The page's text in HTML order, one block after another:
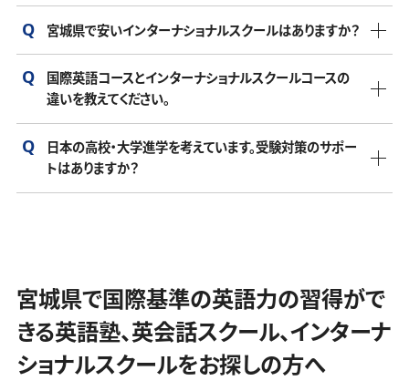
費、遠足や課外活動の費用が含まれる場合が多いです。さら
に、制服やランチ費用、スクールバス代など、別途かかる費用
も考慮する必要があります。特に都市部のインターナショナ
ルスクールは高めになる傾向があります。
宮城県でインターナショナルスクールをご検討の方で、学費
面でお悩みの場合でしたら、一度JOIをご検討ください。JOIは
海外学位を取得できる宮城県のインターナショナルスクール
小学生コース
力を育てたいと考える家庭が選ぶ傾向があります。
インターナショナルスクールには、多様なバックグラウンドを
持つ生徒が通っています。外国籍の子ども、日本と外国のハ
ーフの子ども、日本人で国際的な教育を望む家庭の子どもが
多いです。また、海外駐在や帰国子女の生徒、将来的に海外
での生活や進学を考えている家庭の生徒もいます。
学校によって、入学希望時の子供の年齢によって基準は異な
ります。幼稚園や初等教育の段階では、基本的な英語力があ
れば受け入れてもらえる場合が多いですが、中学や高校では
一定の英語力を求められることが一般的です。入学試験で英
す。
ておりますので、宮城県にご在住の方でインターナショナルス
クールにご興味がある場合はまずお問い合わせください。
宮城県で安いインターナショナルスクールはありますか？
宮城県にも様々なインターナショナルスクールがあり、費用
は学校によって異なります。国際資格（海外の卒業資格）が取
単純に学費が安いからと選択すると後から後悔の原因にな
ります。
に比べて学費を安い費用に抑えられています。
宮城県で単に安いだけでなく、質の高いインターナショナル
スクールをお探しの方は一度JOIへお問い合わせください。
国際英語コースとインターナショナルスクールコースの
違いを教えてください。
国際英語コースは、学ぶ科目は英語だけで、英語力をCEFR基
準（国際基準）で伸ばしていくコースになります。インターナシ
日本の高校・大学進学を考えています。受験対策のサポー
トはありますか？
ーダーメイドカリキュラムを生徒に提供しており、志望校合格
に導きます。
インターナショナル教育と並行して、国内受験に向けた日々
の学習管理やサポートを行っておりますので安心していただ
宮城県で国際基準の英語力の習得がで
きる英語塾、英会話スクール、インターナ
ショナルスクールをお探しの方へ